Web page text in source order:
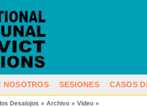
NOSOTROS SESIONES CASOS
Desalojos » Archivo » Video »